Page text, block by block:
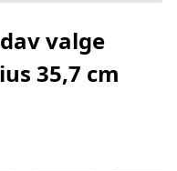
valge
35,7 cm